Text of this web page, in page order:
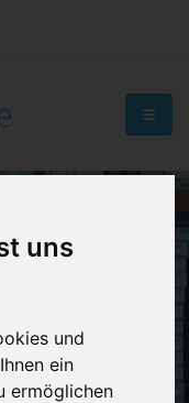
uns
und
ein
ermöglichen